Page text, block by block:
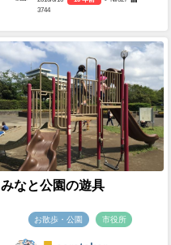
3744
みなと公園の遊具
お散歩・公園 市役所